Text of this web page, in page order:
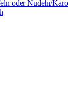
oder Nudeln/